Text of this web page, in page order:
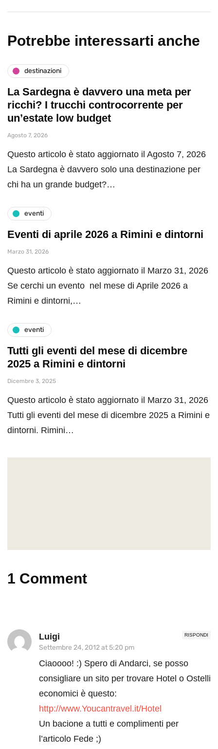
Potrebbe interessarti anche
destinazioni
La Sardegna è davvero una meta per
ricchi? I trucchi controcorrente per
un’estate low budget
Agosto 7, 2026
Questo articolo è stato aggiornato il Agosto 7, 2026
La Sardegna è davvero solo una destinazione per
chi ha un grande budget?…
eventi
Eventi di aprile 2026 a Rimini e dintorni
Marzo 31, 2026
Questo articolo è stato aggiornato il Marzo 31, 2026
Se cerchi un evento nel mese di Aprile 2026 a
Rimini e dintorni,…
eventi
Tutti gli eventi del mese di dicembre
2025 a Rimini e dintorni
Dicembre 3, 2025
Questo articolo è stato aggiornato il Marzo 31, 2026
Tutti gli eventi del mese di dicembre 2025 a Rimini e
dintorni. Rimini…
1 Comment
RISPONDI
Luigi
Settembre 24, 2012 at 5:20 pm
Ciaoooo! :) Spero di Andarci, se posso
consigliare un sito per trovare Hotel o Ostelli
economici è questo:
http://www.Youcantravel.it/Hotel
Un bacione a tutti e complimenti per
l’articolo Fede ;)